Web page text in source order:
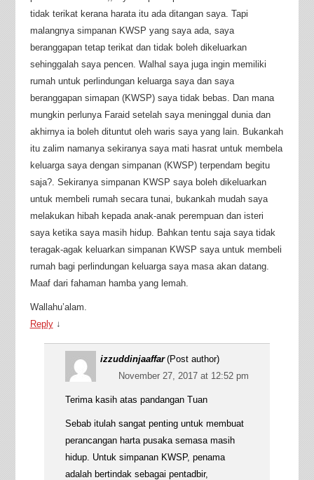
tidak terikat kerana harata itu ada ditangan saya. Tapi
malangnya simpanan KWSP yang saya ada, saya
beranggapan tetap terikat dan tidak boleh dikeluarkan
sehinggalah saya pencen. Walhal saya juga ingin memiliki
rumah untuk perlindungan keluarga saya dan saya
beranggapan simapan (KWSP) saya tidak bebas. Dan mana
mungkin perlunya Faraid setelah saya meninggal dunia dan
akhirnya ia boleh dituntut oleh waris saya yang lain. Bukankah
itu zalim namanya sekiranya saya mati hasrat untuk membela
keluarga saya dengan simpanan (KWSP) terpendam begitu
saja?. Sekiranya simpanan KWSP saya boleh dikeluarkan
untuk membeli rumah secara tunai, bukankah mudah saya
melakukan hibah kepada anak-anak perempuan dan isteri
saya ketika saya masih hidup. Bahkan tentu saja saya tidak
teragak-agak keluarkan simpanan KWSP saya untuk membeli
rumah bagi perlindungan keluarga saya masa akan datang.
Maaf dari fahaman hamba yang lemah.
Wallahu’alam.
Reply ↓
izzuddinjaaffar (Post author)
November 27, 2017 at 12:52 pm
Terima kasih atas pandangan Tuan
Sebab itulah sangat penting untuk membuat
perancangan harta pusaka semasa masih
hidup. Untuk simpanan KWSP, penama
adalah bertindak sebagai pentadbir,